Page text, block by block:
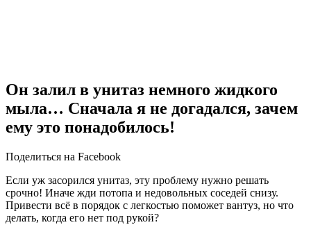
Он залил в унитаз немного жидкого
мыла… Сначала я не догадался, зачем
ему это понадобилось!
Поделиться на Facebook
Если уж засорился унитаз, эту проблему нужно решать
срочно! Иначе жди потопа и недовольных соседей снизу.
Привести всё в порядок с легкостью поможет вантуз, но что
делать, когда его нет под рукой?